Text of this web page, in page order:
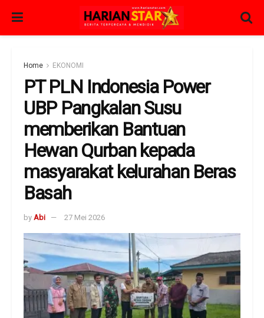
Home EKONOMI
PT PLN Indonesia Power
UBP Pangkalan Susu
memberikan Bantuan
Hewan Qurban kepada
masyarakat kelurahan Beras
Basah
by Abi 27 Mei 2026